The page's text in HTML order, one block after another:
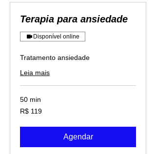
Terapia para ansiedade
Disponível online
Tratamento ansiedade
Leia mais
50 min
119
Reais
R$ 119
Agendar